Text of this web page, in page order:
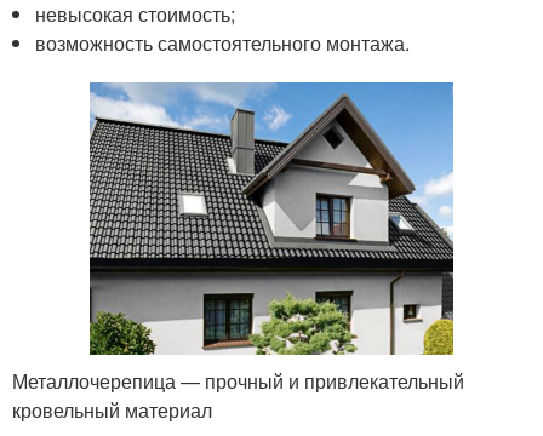
невысокая стоимость;
возможность самостоятельного монтажа.
Металлочерепица — прочный и привлекательный
кровельный материал